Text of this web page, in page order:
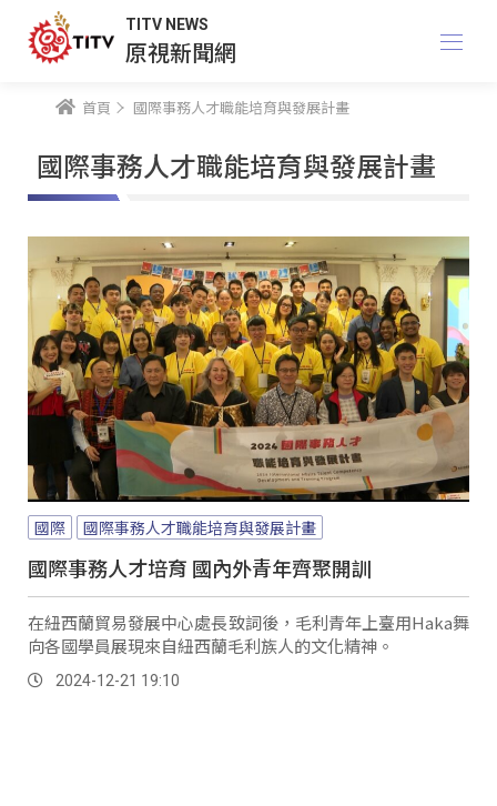
TITV NEWS
原視新聞網
首頁 國際事務人才職能培育與發展計畫
國際事務人才職能培育與發展計畫
國際 國際事務人才職能培育與發展計畫
國際事務人才培育 國內外青年齊聚開訓
在紐西蘭貿易發展中心處長致詞後，毛利青年上臺用Haka舞
向各國學員展現來自紐西蘭毛利族人的文化精神。
2024-12-21 19:10